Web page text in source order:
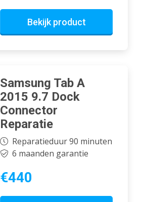
Bekijk product
Samsung Tab A
2015 9.7 Dock
Connector
Reparatie
Reparatieduur 90 minuten
6 maanden garantie
€440